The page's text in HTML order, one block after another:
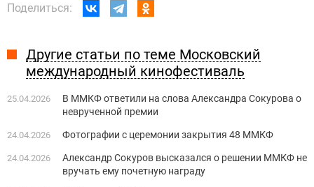
Поделиться:
Другие статьи по теме Московский
международный кинофестиваль
25.04.2026
В ММКФ ответили на слова Александра Сокурова о
неврученной премии
24.04.2026 Фотографии с церемонии закрытия 48 ММКФ
24.04.2026
Александр Сокуров высказался о решении ММКФ не
вручать ему почетную награду